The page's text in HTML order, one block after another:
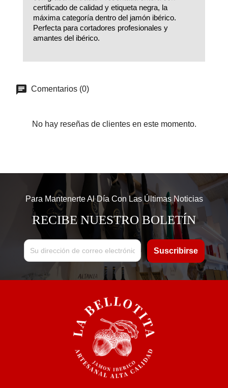
certificado de calidad y etiqueta negra, la
máxima categoría dentro del jamón ibérico.
Perfecta para cortadores profesionales y
amantes del ibérico.
Comentarios (0)
No hay reseñas de clientes en este momento.
Para Mantenerte Al Día Con Las Últimas Noticias
RECIBE NUESTRO BOLETÍN